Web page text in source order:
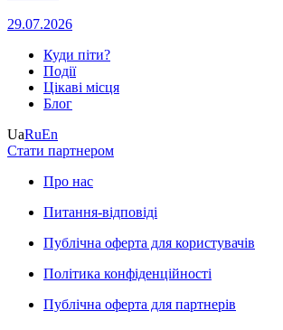
29.07.2026
Куди піти?
Події
Цікаві місця
Блог
UaRuEn
Стати партнером
Про нас
Питання-відповіді
Публічна оферта для користувачів
Політика конфіденційності
Публічна оферта для партнерів